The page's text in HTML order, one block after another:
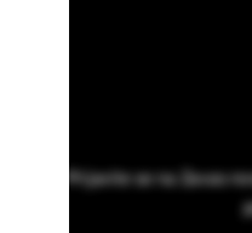
Prijavite se na Zavas